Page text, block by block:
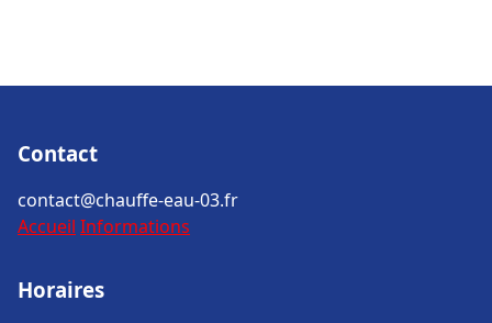
Contact
contact@chauffe-eau-03.fr
Accueil Informations
Horaires